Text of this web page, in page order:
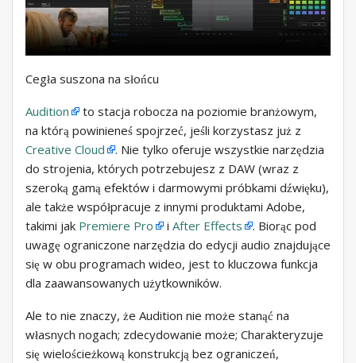
Cegła suszona na słońcu
Audition
to stacja robocza na poziomie branżowym,
na którą powinieneś spojrzeć, jeśli korzystasz już z
Creative Cloud
. Nie tylko oferuje wszystkie narzędzia
do strojenia, których potrzebujesz z DAW (wraz z
szeroką gamą efektów i darmowymi próbkami dźwięku),
ale także współpracuje z innymi produktami Adobe,
takimi jak Premiere Pro i After Effects
. Biorąc pod
uwagę ograniczone narzędzia do edycji audio znajdujące
się w obu programach wideo, jest to kluczowa funkcja
dla zaawansowanych użytkowników.
Ale to nie znaczy, że Audition nie może stanąć na
własnych nogach; zdecydowanie może; Charakteryzuje
się wielościeżkową konstrukcją bez ograniczeń,